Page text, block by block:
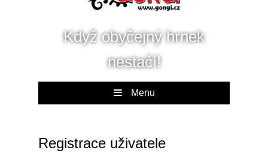
Když obyčejný hrnek
nestačí!
Menu
Registrace uživatele